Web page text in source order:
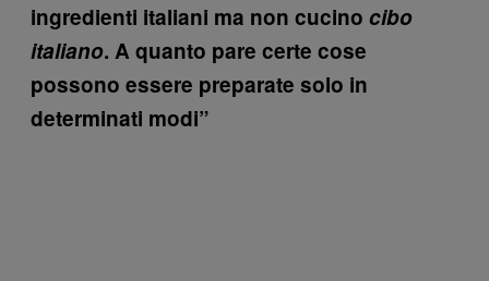
ingredienti italiani ma non cucino cibo
italiano. A quanto pare certe cose
possono essere preparate solo in
determinati modi”